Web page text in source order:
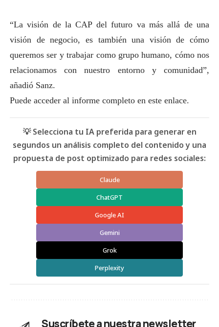
“La visión de la CAP del futuro va más allá de una
visión de negocio, es también una visión de cómo
queremos ser y trabajar como grupo humano, cómo nos
relacionamos con nuestro entorno y comunidad”,
añadió Sanz.
Puede acceder al informe completo en este enlace.
💡 Selecciona tu IA preferida para generar en
segundos un análisis completo del contenido y una
propuesta de post optimizado para redes sociales:
Claude
ChatGPT
Google AI
Gemini
Grok
Perplexity
Suscríbete a nuestra newsletter